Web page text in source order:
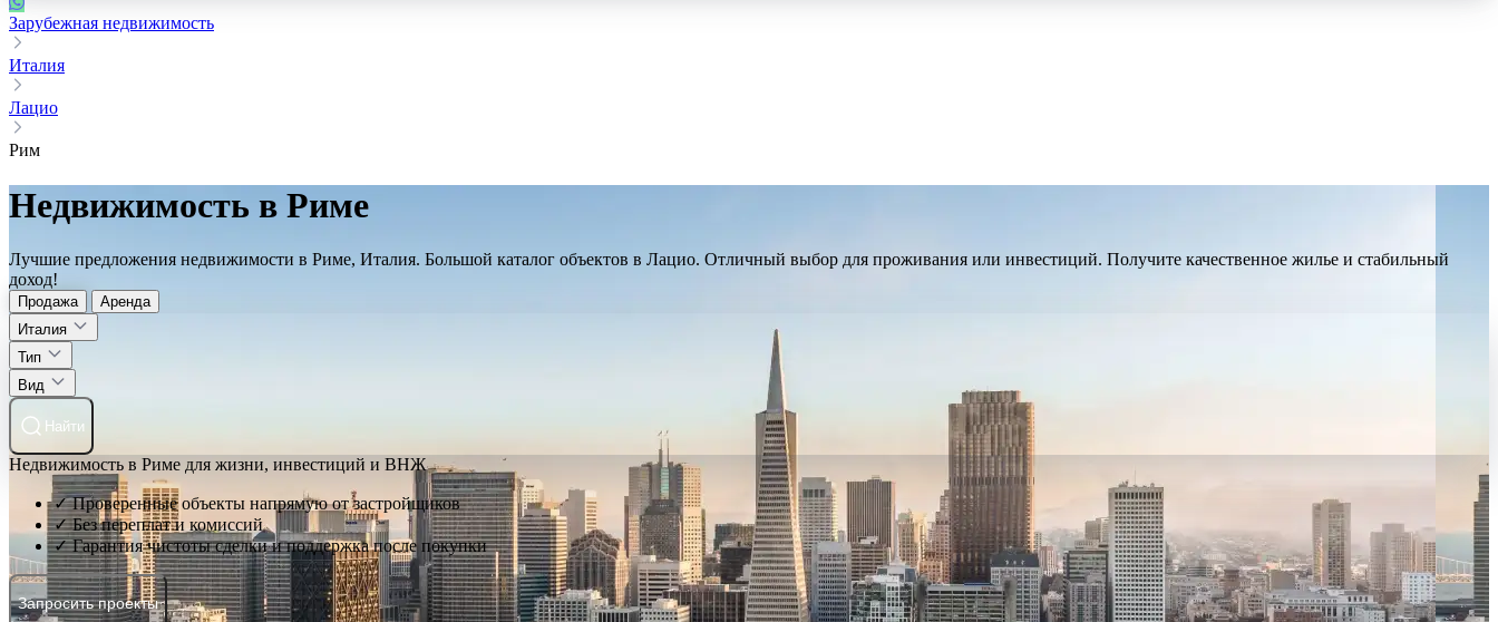
Зарубежная недвижимость
Италия
Лацио
Рим
Недвижимость в Риме
Лучшие предложения недвижимости в Риме, Италия. Большой каталог объектов в Лацио. Отличный выбор для проживания или инвестиций. Получите качественное жилье и стабильный
доход!
Продажа
Аренда
Италия
Тип
Вид
Найти
Недвижимость в Риме для жизни, инвестиций и ВНЖ
✓ Проверенные объекты напрямую от застройщиков
✓ Без переплат и комиссий
✓ Гарантия чистоты сделки и поддержка после покупки
Запросить проекты